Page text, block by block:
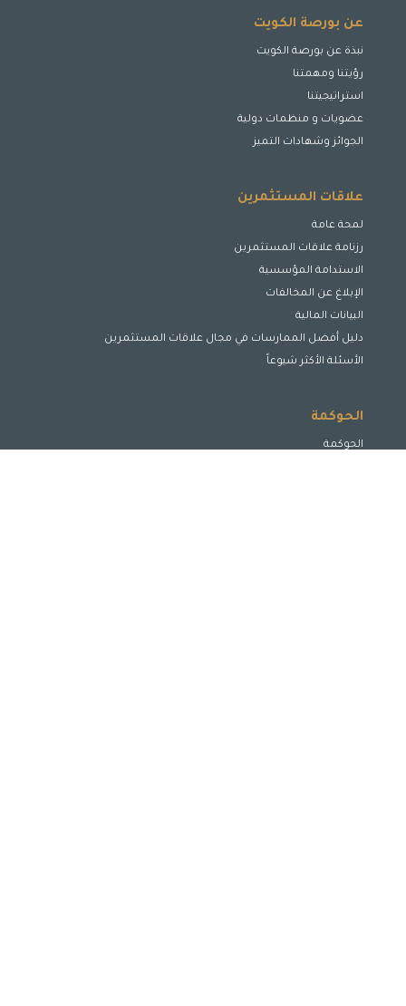
عن بورصة الكويت
نبذة عن بورصة الكويت
رؤيتنا ومهمتنا
استراتيجيتنا
عضويات و منظمات دولية
الجوائز وشهادات التميز
علاقات المستثمرين
لمحة عامة
رزنامة علاقات المستثمرين
الاستدامة المؤسسية
الإبلاغ عن المخالفات
البيانات المالية
دليل أفضل الممارسات في مجال علاقات المستثمرين
الأسئلة الأكثر شيوعاً
الحوكمة
الحوكمة